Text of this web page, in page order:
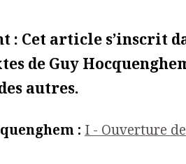
: Cet article s’inscrit
de Guy
autres.
: I - Ouverture